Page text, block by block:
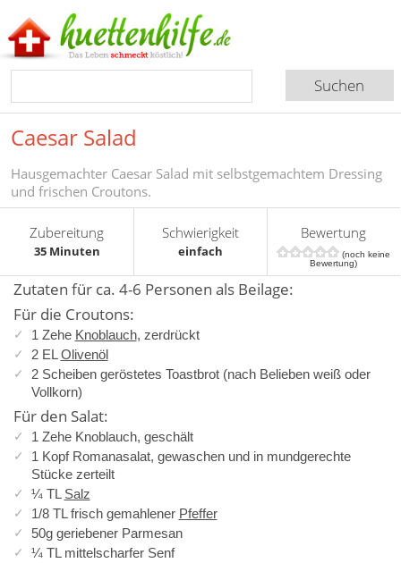
Caesar Salad
Hausgemachter Caesar Salad mit selbstgemachtem Dressing
und frischen Croutons.
Zubereitung
35 Minuten
Schwierigkeit
einfach
Bewertung
(noch keine
Bewertung)
Zutaten für ca. 4-6 Personen als Beilage:
Für die Croutons:
1 Zehe Knoblauch, zerdrückt
2 EL Olivenöl
2 Scheiben geröstetes Toastbrot (nach Belieben weiß oder
Vollkorn)
Für den Salat:
1 Zehe Knoblauch, geschält
1 Kopf Romanasalat, gewaschen und in mundgerechte
Stücke zerteilt
¼ TL Salz
1/8 TL frisch gemahlener Pfeffer
50g geriebener Parmesan
¼ TL mittelscharfer Senf